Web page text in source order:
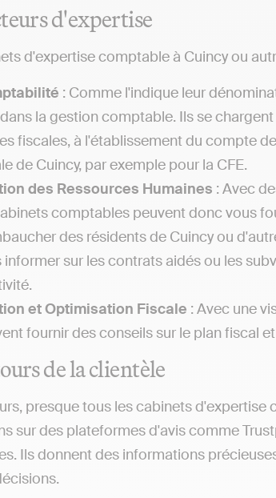
d'expertise
d'expertise comptable à Cuincy ou
: Comme l'indique leur
la gestion comptable. Ils se
fiscales, à l'établissement du compte
de Cuincy, par exemple pour la CFE.
des Ressources Humaines : Avec
comptables peuvent donc vous
des résidents de Cuincy ou
informer sur les contrats aidés ou les
et Optimisation Fiscale : Avec une
fournir des conseils sur le plan fiscal
de la clientèle
presque tous les cabinets
sur des plateformes d'avis comme
Ils donnent des informations